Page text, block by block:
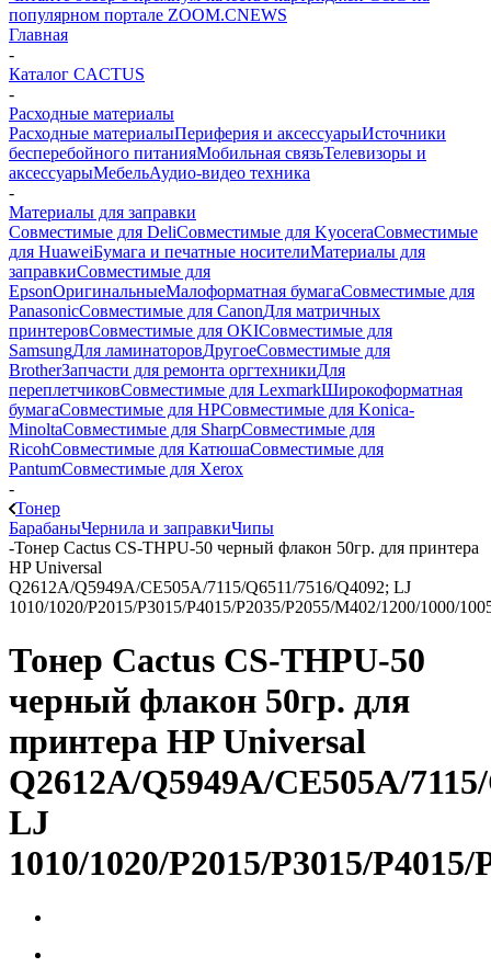
популярном портале ZOOM.CNEWS
Главная
-
Каталог CACTUS
-
Расходные материалы
Расходные материалыПериферия и аксессуарыИсточники
бесперебойного питанияМобильная связьТелевизоры и
аксессуарыМебельАудио-видео техника
-
Материалы для заправки
Совместимые для DeliСовместимые для KyoceraСовместимые
для HuaweiБумага и печатные носителиМатериалы для
заправкиСовместимые для
EpsonОригинальныеМалоформатная бумагаСовместимые для
PanasonicСовместимые для CanonДля матричных
принтеровСовместимые для OKIСовместимые для
SamsungДля ламинаторовДругоеСовместимые для
BrotherЗапчасти для ремонта оргтехникиДля
переплетчиковСовместимые для LexmarkШирокоформатная
бумагаСовместимые для HPСовместимые для Konica-
MinoltaСовместимые для SharpСовместимые для
RicohСовместимые для КатюшаСовместимые для
PantumСовместимые для Xerox
-
Тонер
БарабаныЧернила и заправкиЧипы
-Тонер Cactus CS-THPU-50 черный флакон 50гр. для принтера
HP Universal
Q2612A/Q5949A/CE505A/7115/Q6511/7516/Q4092; LJ
1010/1020/P2015/P3015/P4015/P2035/P2055/M402/1200/1000/
Тонер Cactus CS-THPU-50
черный флакон 50гр. для
принтера HP Universal
Q2612A/Q5949A/CE505A/
LJ
1010/1020/P2015/P3015/